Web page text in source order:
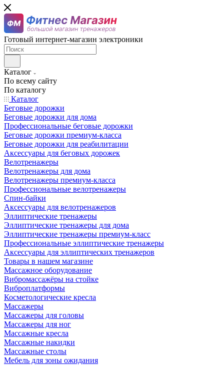
Готовый интернет-магазин электроники
Каталог
По всему сайту
По каталогу
Каталог
Беговые дорожки
Беговые дорожки для дома
Профессиональные беговые дорожки
Беговые дорожки премиум-класса
Беговые дорожки для реабилитации
Аксессуары для беговых дорожек
Велотренажеры
Велотренажеры для дома
Велотренажеры премиум-класса
Профессиональные велотренажеры
Спин-байки
Аксессуары для велотренажеров
Эллиптические тренажеры
Эллиптические тренажеры для дома
Эллиптические тренажеры премиум-класс
Профессиональные эллиптические тренажеры
Аксессуары для эллиптических тренажеров
Товары в нашем магазине
Массажное оборудование
Вибромассажёры на стойке
Виброплатформы
Косметологические кресла
Массажеры
Массажеры для головы
Массажеры для ног
Массажные кресла
Массажные накидки
Массажные столы
Мебель для зоны ожидания